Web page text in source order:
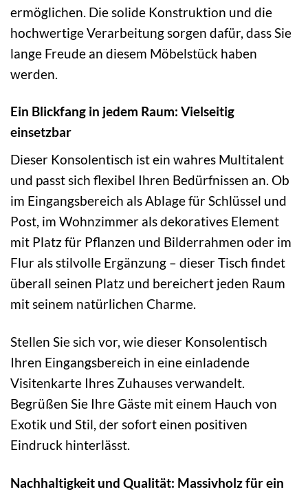
ermöglichen. Die solide Konstruktion und die
hochwertige Verarbeitung sorgen dafür, dass Sie
lange Freude an diesem Möbelstück haben
werden.
Ein Blickfang in jedem Raum: Vielseitig
einsetzbar
Dieser Konsolentisch ist ein wahres Multitalent
und passt sich flexibel Ihren Bedürfnissen an. Ob
im Eingangsbereich als Ablage für Schlüssel und
Post, im Wohnzimmer als dekoratives Element
mit Platz für Pflanzen und Bilderrahmen oder im
Flur als stilvolle Ergänzung – dieser Tisch findet
überall seinen Platz und bereichert jeden Raum
mit seinem natürlichen Charme.
Stellen Sie sich vor, wie dieser Konsolentisch
Ihren Eingangsbereich in eine einladende
Visitenkarte Ihres Zuhauses verwandelt.
Begrüßen Sie Ihre Gäste mit einem Hauch von
Exotik und Stil, der sofort einen positiven
Eindruck hinterlässt.
Nachhaltigkeit und Qualität: Massivholz für ein